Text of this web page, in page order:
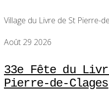
Village du Livre de St Pierre-
Août 29 2026
33e Fête du
Pierre-de-Clages